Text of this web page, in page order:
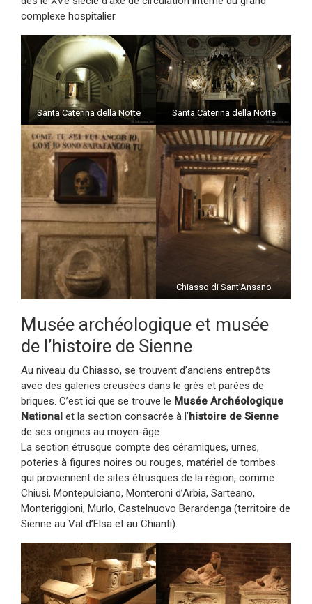
complexe hospitalier.
Santa Caterina della Notte Santa Caterina della Notte
Chiasso di Sant’Ansano
Musée archéologique et musée
de l’histoire de Sienne
Au niveau du Chiasso, se trouvent d’anciens entrepôts
avec des galeries creusées dans le grès et parées de
briques. C’est ici que se trouve le Musée Archéologique
National et la section consacrée à l’histoire de Sienne
de ses origines au moyen-âge.
La section étrusque compte des céramiques, urnes,
poteries à figures noires ou rouges, matériel de tombes
qui proviennent de sites étrusques de la région, comme
Chiusi, Montepulciano, Monteroni d’Arbia, Sarteano,
Monteriggioni, Murlo, Castelnuovo Berardenga (territoire de
Sienne au Val d’Elsa et au Chianti).